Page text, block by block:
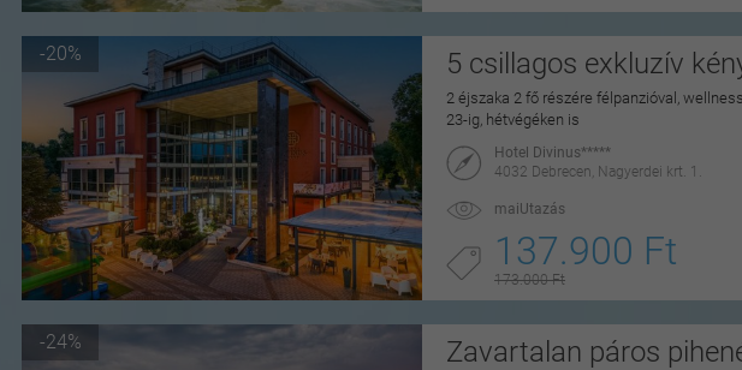
-20% 5 csillagos exkluzív
2 éjszaka 2 fő részére félpanzióval,
23-ig, hétvégéken is
Hotel Divinus*****
4032 Debrecen, Nagyerdei krt. 1.
maiUtazás
137.900 Ft
173.000 Ft
-24% Zavartalan páros